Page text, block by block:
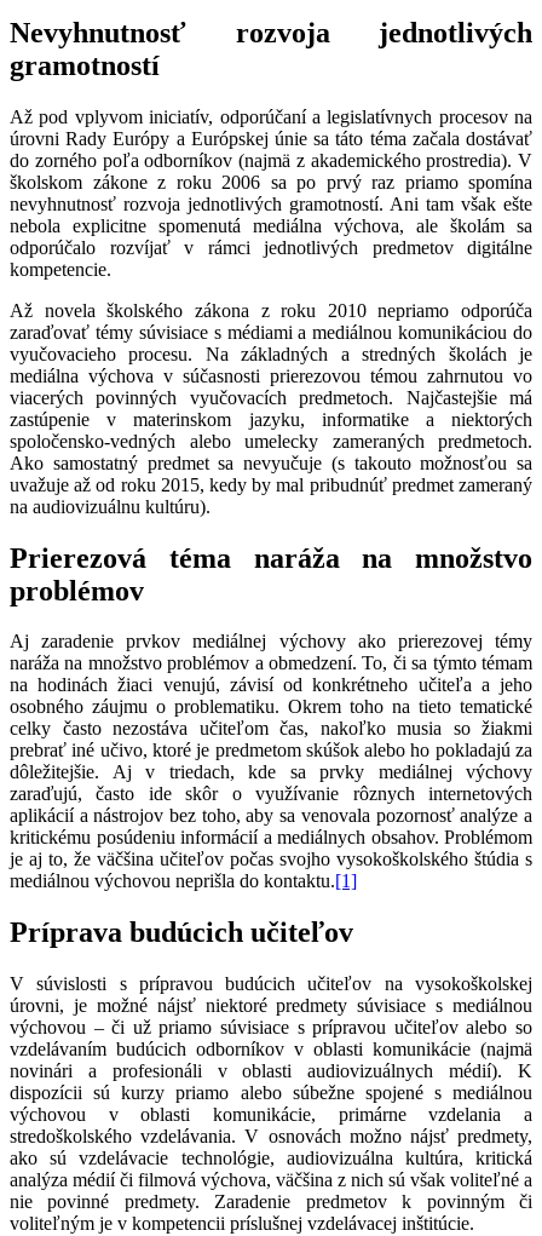
Nevyhnutnosť rozvoja jednotlivých
gramotností
Až pod vplyvom iniciatív, odporúčaní a legislatívnych procesov na
úrovni Rady Európy a Európskej únie sa táto téma začala dostávať
do zorného poľa odborníkov (najmä z akademického prostredia). V
školskom zákone z roku 2006 sa po prvý raz priamo spomína
nevyhnutnosť rozvoja jednotlivých gramotností. Ani tam však ešte
nebola explicitne spomenutá mediálna výchova, ale školám sa
odporúčalo rozvíjať v rámci jednotlivých predmetov digitálne
kompetencie.
Až novela školského zákona z roku 2010 nepriamo odporúča
zaraďovať témy súvisiace s médiami a mediálnou komunikáciou do
vyučovacieho procesu. Na základných a stredných školách je
mediálna výchova v súčasnosti prierezovou témou zahrnutou vo
viacerých povinných vyučovacích predmetoch. Najčastejšie má
zastúpenie v materinskom jazyku, informatike a niektorých
spoločensko-vedných alebo umelecky zameraných predmetoch.
Ako samostatný predmet sa nevyučuje (s takouto možnosťou sa
uvažuje až od roku 2015, kedy by mal pribudnúť predmet zameraný
na audiovizuálnu kultúru).
Prierezová téma naráža na množstvo
problémov
Aj zaradenie prvkov mediálnej výchovy ako prierezovej témy
naráža na množstvo problémov a obmedzení. To, či sa týmto témam
na hodinách žiaci venujú, závisí od konkrétneho učiteľa a jeho
osobného záujmu o problematiku. Okrem toho na tieto tematické
celky často nezostáva učiteľom čas, nakoľko musia so žiakmi
prebrať iné učivo, ktoré je predmetom skúšok alebo ho pokladajú za
dôležitejšie. Aj v triedach, kde sa prvky mediálnej výchovy
zaraďujú, často ide skôr o využívanie rôznych internetových
aplikácií a nástrojov bez toho, aby sa venovala pozornosť analýze a
kritickému posúdeniu informácií a mediálnych obsahov. Problémom
je aj to, že väčšina učiteľov počas svojho vysokoškolského štúdia s
mediálnou výchovou neprišla do kontaktu.[1]
Príprava budúcich učiteľov
V súvislosti s prípravou budúcich učiteľov na vysokoškolskej
úrovni, je možné nájsť niektoré predmety súvisiace s mediálnou
výchovou – či už priamo súvisiace s prípravou učiteľov alebo so
vzdelávaním budúcich odborníkov v oblasti komunikácie (najmä
novinári a profesionáli v oblasti audiovizuálnych médií). K
dispozícii sú kurzy priamo alebo súbežne spojené s mediálnou
výchovou v oblasti komunikácie, primárne vzdelania a
stredoškolského vzdelávania. V osnovách možno nájsť predmety,
ako sú vzdelávacie technológie, audiovizuálna kultúra, kritická
analýza médií či filmová výchova, väčšina z nich sú však voliteľné a
nie povinné predmety. Zaradenie predmetov k povinným či
voliteľným je v kompetencii príslušnej vzdelávacej inštitúcie.